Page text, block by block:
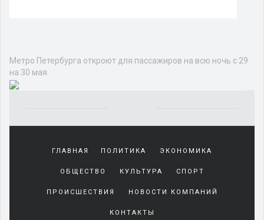
Метро Петербурга откроют для пассажиров на всю ночь с 29
на 30 мая
sürekli
beraber
geçirerek
harcadığı
ГЛАВНАЯ ПОЛИТИКА ЭКОНОМИКА
ОБЩЕСТВО КУЛЬТУРА СПОРТ
ПРОИСШЕСТВИЯ НОВОСТИ КОМПАНИЙ
КОНТАКТЫ